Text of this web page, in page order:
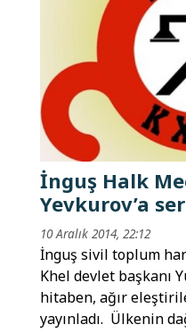
İnguş Halk
Yevkurov’a
10 Aralık 2014, 22:12
İnguş sivil toplum
Khel devlet başkanı
hitaben, ağır
yayınladı. Ülkenin